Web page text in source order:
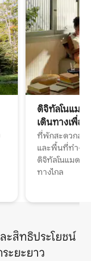
ดิจิทัลโนแมด
เดินทางเพื่อ
ที่พักสะดวกสบ
และพื้นที่ทำงา
ดิจิทัลโนแมดแ
ทางไกล
ะสิทธิประโยชน์
ะยะยาว